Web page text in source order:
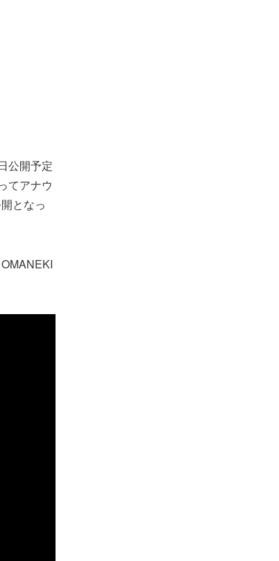
公開予定
てアナウ
となっ